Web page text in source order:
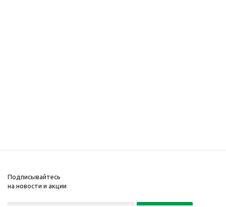
Подписывайтесь
на новости и акции